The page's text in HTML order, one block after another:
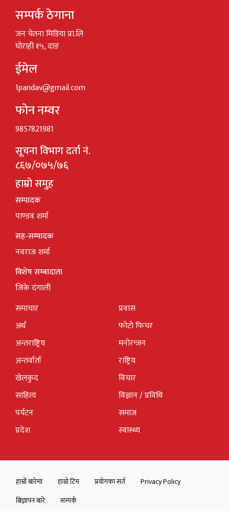
सम्पर्क ठेगाना
जन चेतना मिडिया प्रा.लि
घोराही १५, दाङ
ईमेल
1pandav@gmail.com
फोन नम्वर
9857821981
सूचना विभाग दर्ता नं.
८६७/०७५/७६
हाम्रो समुह
सम्पादक
पाण्डव शर्मा
सह-सम्पादक
नवराज शर्मा
विशेष सम्बादाता
जिके दंगाली
समाचार
अर्थ
अन्तराष्ट्रिय
अन्तर्वार्ता
खेलकुद
साहित्य
पर्यटन
प्रदेश
प्रवास
फोटो फिचर
मनोरन्जन
राष्ट्रिय
विचार
विज्ञान / प्रविधि
समाज
स्वास्थ्य
हाम्रो बारेमा हाम्रो टिम प्रयोगका सर्त
Privacy Policy
बिज्ञापन बारे
सम्पर्क